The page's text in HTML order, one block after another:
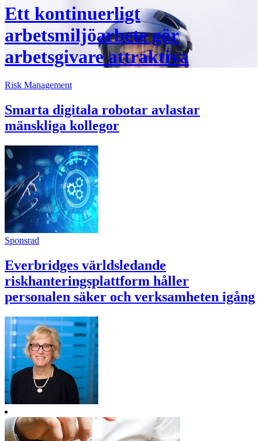
Ett kontinuerligt
arbetsmiljöarbete gör
arbetsgivare attraktiva
Risk Management
Smarta digitala robotar avlastar
mänskliga kollegor
Sponsrad
Everbridges världsledande
riskhanteringsplattform håller
personalen säker och verksamheten igång